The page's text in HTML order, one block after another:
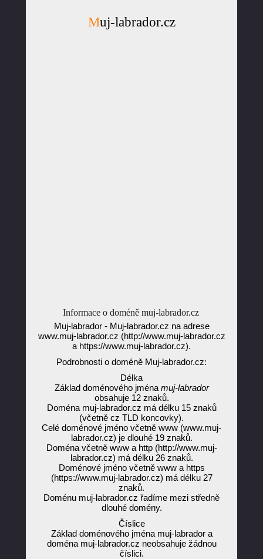
Muj-labrador.cz
Informace o doméně muj-labrador.cz
Muj-labrador - Muj-labrador.cz na adrese
www.muj-labrador.cz (http://www.muj-labrador.cz
a https://www.muj-labrador.cz).
Podrobnosti o doméně Muj-labrador.cz:
Délka
Základ doménového jména muj-labrador
obsahuje 12 znaků.
Doména muj-labrador.cz má délku 15 znaků
(včetně cz TLD koncovky).
Celé doménové jméno včetně www (www.muj-
labrador.cz) je dlouhé 19 znaků.
Doména včetně www a http (http://www.muj-
labrador.cz) má délku 26 znaků.
Doménové jméno včetně www a https
(https://www.muj-labrador.cz) má délku 27
znaků.
Doménu muj-labrador.cz řadíme mezi středně
dlouhé domény.
Číslice
Základ doménového jména muj-labrador a
doména muj-labrador.cz neobsahuje žádnou
číslici.